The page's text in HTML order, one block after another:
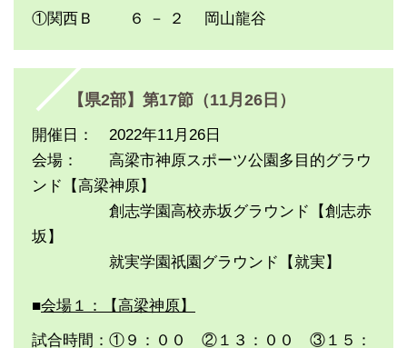
①関西Ｂ ６ － ２ 岡山龍谷
【県2部】第17節（11月26日）
開催日： 2022年11月26日
会場： 高梁市神原スポーツ公園多目的グラウ
ンド【高梁神原】
創志学園高校赤坂グラウンド【創志赤
坂】
就実学園祇園グラウンド【就実】
■会場１：【高梁神原】
試合時間：①９：００ ②１３：００ ③１５：